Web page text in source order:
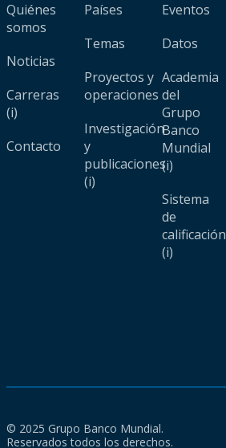
Quiénes
somos
Noticias
Carreras
(i)
Contacto
Países
Temas
Proyectos y
operaciones
Investigación
y
publicaciones
(i)
Eventos
Datos
Academia
del
Grupo
Banco
Mundial
(i)
Sistema
de
calificación
(i)
© 2025 Grupo Banco Mundial.
Reservados todos los derechos.